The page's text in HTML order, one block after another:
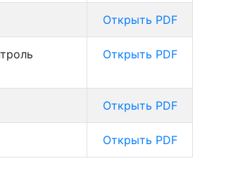
Открыть PDF
Открыть PDF
Открыть PDF
Открыть PDF